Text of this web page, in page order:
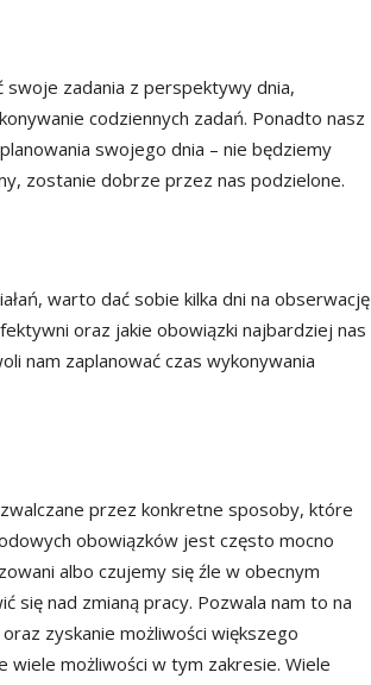
swoje zadania z perspektywy dnia,
codziennych zadań. Ponadto nasz
swojego dnia – nie będziemy
zostanie dobrze przez nas podzielone.
warto dać sobie kilka dni na obserwację
oraz jakie obowiązki najbardziej nas
nam zaplanować czas wykonywania
przez konkretne sposoby, które
obowiązków jest często mocno
albo czujemy się źle w obecnym
się nad zmianą pracy. Pozwala nam to na
zyskanie możliwości większego
wiele możliwości w tym zakresie. Wiele